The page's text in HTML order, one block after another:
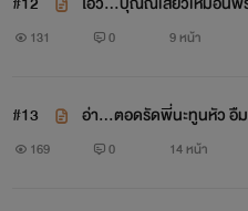
ถูกมือของเขาบีบล็อกไว้ เหี้ยม
ก็ได้ผล เมื่อปากน้อยเปิดรับเข
สากจาบจ้วงล้วงลึกเกี่ยวเรีย
131 0 9 หน้า
#13 อ่า...ตอดรัดพี่นะทูนหัว อื
169 0 14 หน้า